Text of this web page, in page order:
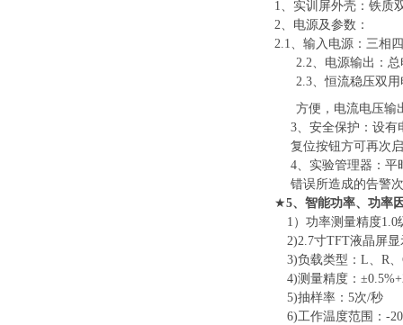
1、实训屏外壳：铁质
2、电源及参数：
2.1、输入电源：三相
2.2、电源输出：
2.3、恒流稳压双
方便，电流电压输
3、安全保护：设有
复位按钮方可再次
4、实验管理器：平
错误所造成的告警
★5、智能功率、功率
1）功率测量精度
2)2.7寸TFT液晶屏
3)负载类型：L、R
4)测量精度：
5)抽样率：5次/秒
6)工作温度范围：-